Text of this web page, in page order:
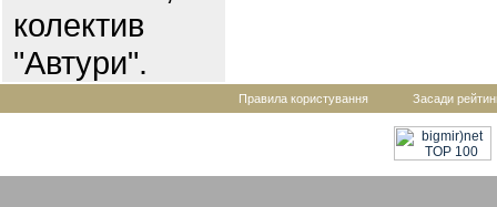
колектив
"Автури".
Правила користування Засади